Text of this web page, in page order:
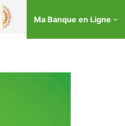
Ma Banque en Ligne